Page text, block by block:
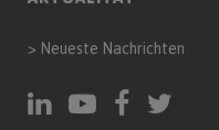
> Neueste Nachrichten